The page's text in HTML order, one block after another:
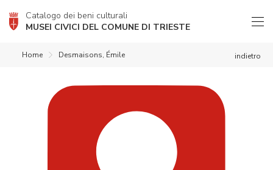
Catalogo dei beni culturali
MUSEI CIVICI DEL COMUNE DI TRIESTE
indietro
Home Desmaisons, Émile